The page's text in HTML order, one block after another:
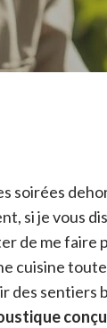
soirées
si je vous
de me faire
cuisine
des sentiers